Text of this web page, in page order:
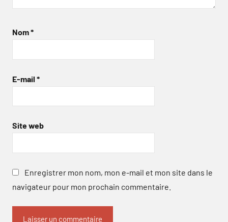
Nom*
E-mail *
Site web
Enregistrer mon nom, mon e-mail et mon site dans le
navigateur pour mon prochain commentaire.